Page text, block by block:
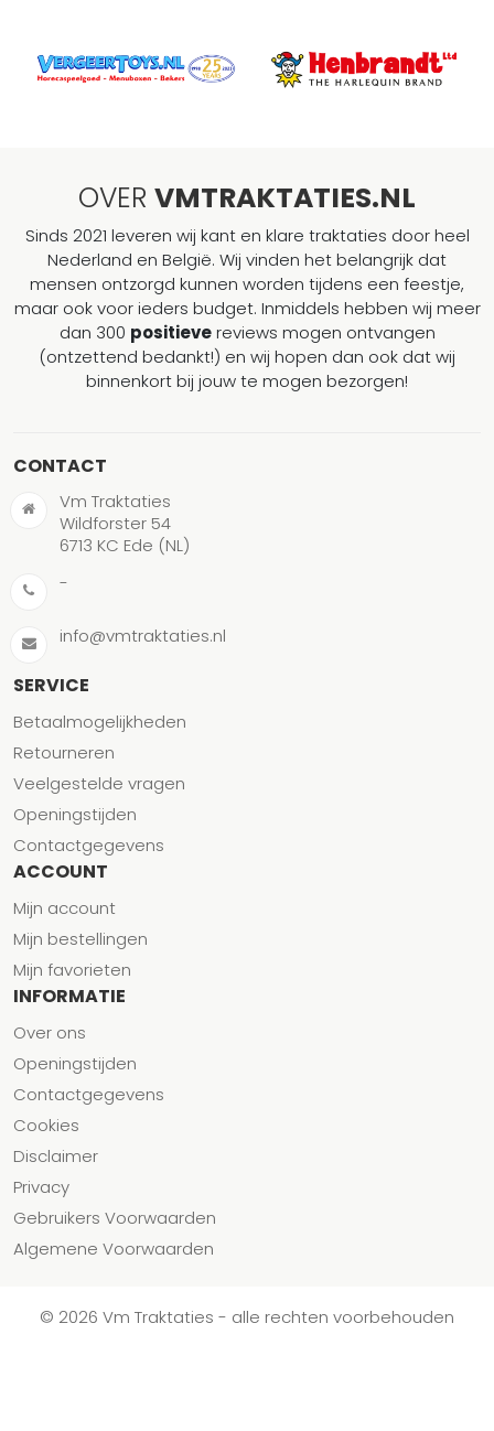
OVER VMTRAKTATIES.NL
Sinds 2021 leveren wij kant en klare traktaties door heel
Nederland en België. Wij vinden het belangrijk dat
mensen ontzorgd kunnen worden tijdens een feestje,
maar ook voor ieders budget. Inmiddels hebben wij meer
dan 300 positievereviews mogen ontvangen
(ontzettend bedankt!) en wij hopen dan ook dat wij
binnenkort bij jouw te mogen bezorgen!
CONTACT
Vm Traktaties
Wildforster 54
6713 KC Ede (NL)
-
info@vmtraktaties.nl
SERVICE
Betaalmogelijkheden
Retourneren
Veelgestelde vragen
Openingstijden
Contactgegevens
ACCOUNT
Mijn account
Mijn bestellingen
Mijn favorieten
INFORMATIE
Over ons
Openingstijden
Contactgegevens
Cookies
Disclaimer
Privacy
Gebruikers Voorwaarden
Algemene Voorwaarden
© 2026 Vm Traktaties - alle rechten voorbehouden